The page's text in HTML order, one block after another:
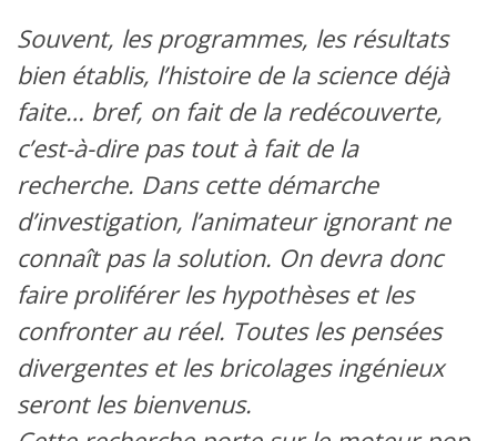
Souvent, les programmes, les résultats
bien établis, l’histoire de la science déjà
faite… bref, on fait de la redécouverte,
c’est-à-dire pas tout à fait de la
recherche. Dans cette démarche
d’investigation, l’animateur ignorant ne
connaît pas la solution. On devra donc
faire proliférer les hypothèses et les
confronter au réel. Toutes les pensées
divergentes et les bricolages ingénieux
seront les bienvenus.